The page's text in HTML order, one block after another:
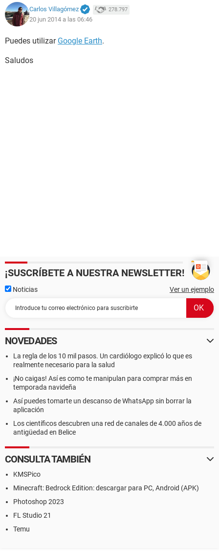
Carlos Villagómez 278.797
20 jun 2014 a las 06:46
Puedes utilizar Google Earth.
Saludos
¡SUSCRÍBETE A NUESTRA NEWSLETTER!
Noticias Ver un ejemplo
NOVEDADES
La regla de los 10 mil pasos. Un cardiólogo explicó lo que es
realmente necesario para la salud
¡No caigas! Así es como te manipulan para comprar más en
temporada navideña
Así puedes tomarte un descanso de WhatsApp sin borrar la
aplicación
Los científicos descubren una red de canales de 4.000 años de
antigüedad en Belice
CONSULTA TAMBIÉN
KMSPico
Minecraft: Bedrock Edition: descargar para PC, Android (APK)
Photoshop 2023
FL Studio 21
Temu